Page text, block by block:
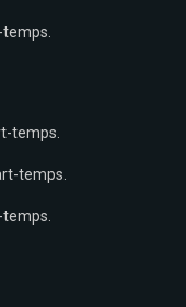
temps.
temps.
temps.
temps.